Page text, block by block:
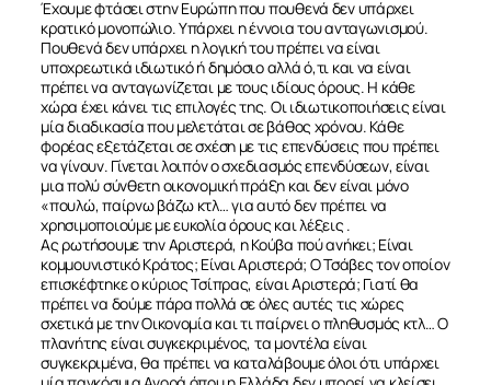
Έχουμε φτάσει στην Ευρώπη που πουθενά δεν υπάρχει
κρατικό μονοπώλιο. Υπάρχει η έννοια του ανταγωνισμού.
Πουθενά δεν υπάρχει η λογική του πρέπει να είναι
υποχρεωτικά ιδιωτικό ή δημόσιο αλλά ό,τι και να είναι
πρέπει να ανταγωνίζεται με τους ιδίους όρους. Η κάθε
χώρα έχει κάνει τις επιλογές της. Οι ιδιωτικοποιήσεις είναι
μία διαδικασία που μελετάται σε βάθος χρόνου. Κάθε
φορέας εξετάζεται σε σχέση με τις επενδύσεις που πρέπει
να γίνουν. Γίνεται λοιπόν ο σχεδιασμός επενδύσεων, είναι
μια πολύ σύνθετη οικονομική πράξη και δεν είναι μόνο
«πουλώ, παίρνω βάζω κτλ… για αυτό δεν πρέπει να
χρησιμοποιούμε με ευκολία όρους και λέξεις .
Ας ρωτήσουμε την Αριστερά, η Κούβα πού ανήκει; Είναι
κομμουνιστικό Κράτος; Είναι Αριστερά; Ο Τσάβες τον οποίον
επισκέφτηκε ο κύριος Τσίπρας, είναι Αριστερά; Γιατί θα
πρέπει να δούμε πάρα πολλά σε όλες αυτές τις χώρες
σχετικά με την Οικονομία και τι παίρνει ο πληθυσμός κτλ… Ο
πλανήτης είναι συγκεκριμένος, τα μοντέλα είναι
συγκεκριμένα, θα πρέπει να καταλάβουμε όλοι ότι υπάρχει